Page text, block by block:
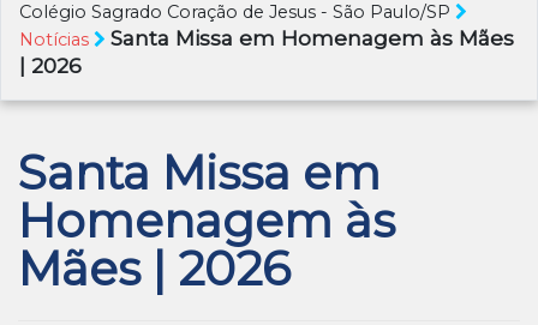
Colégio Sagrado Coração de Jesus - São Paulo/SP
Notícias
Santa Missa em Homenagem às Mães
| 2026
Santa Missa em
Homenagem às
Mães | 2026